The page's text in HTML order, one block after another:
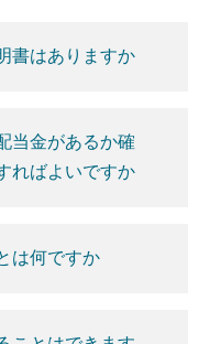
書はありますか
当金があるか確
ればよいですか
は何ですか